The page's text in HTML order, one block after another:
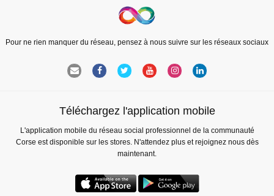
Pour ne rien manquer du réseau, pensez à nous suivre sur les réseaux sociaux
Téléchargez l'application mobile
L'application mobile du réseau social professionnel de la communauté
Corse est disponible sur les stores. N'attendez plus et rejoignez nous dès
maintenant.